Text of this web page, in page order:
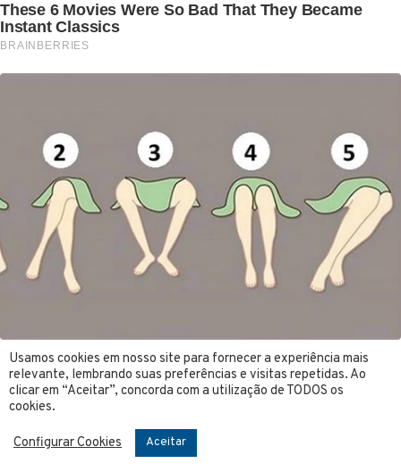
Usamos cookies em nosso site para fornecer a experiência mais
relevante, lembrando suas preferências e visitas repetidas. Ao
clicar em “Aceitar”, concorda com a utilização de TODOS os
cookies.
Configurar Cookies Aceitar